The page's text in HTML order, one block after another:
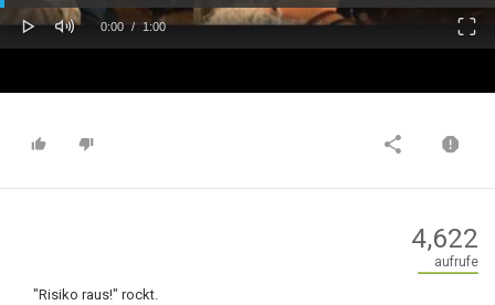
Play Mute
Current
0:00 / Duration
1:00
4,622
aufrufe
"Risiko raus!" rockt.